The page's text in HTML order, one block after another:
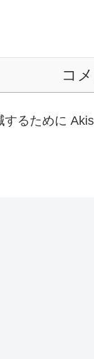
コ
るために